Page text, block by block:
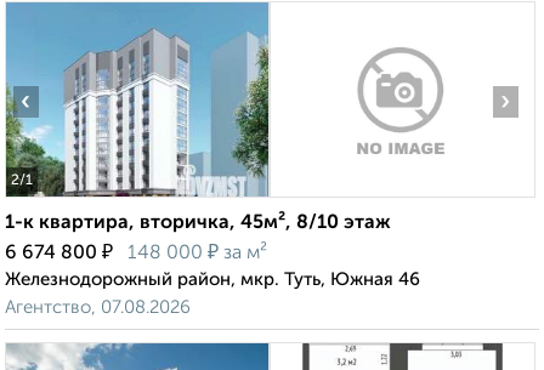
2/1
‹ ›
1-к квартира, вторичка, 45м², 8/10 этаж
6 674 800 ₽ 148 000 ₽ за м²
Железнодорожный район, мкр. Туть, Южная 46
Агентство, 07.08.2026